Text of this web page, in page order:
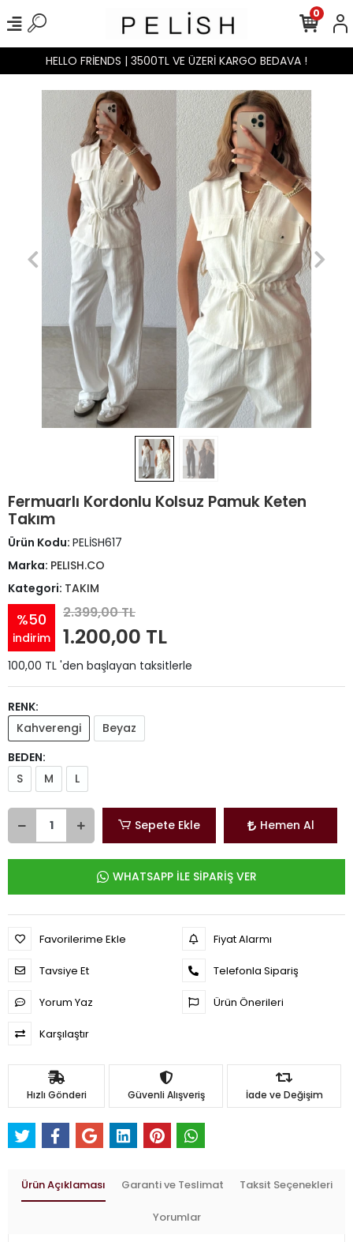
HELLO FRİENDS | 3500TL VE ÜZERİ KARGO BEDAVA !
0
Fermuarlı Kordonlu Kolsuz Pamuk Keten
Takım
Ürün Kodu: PELİSH617
Marka: PELISH.CO
Kategori: TAKIM
%50
indirim
2.399,00 TL
1.200,00 TL
100,00 TL 'den başlayan taksitlerle
RENK:
Kahverengi
Beyaz
BEDEN:
S
M L
Sepete Ekle Hemen Al
WHATSAPP İLE SİPARİŞ VER
Favorilerime Ekle
Tavsiye Et
Yorum Yaz
Karşılaştır
Fiyat Alarmı
Telefonla Sipariş
Ürün Önerileri
Hızlı Gönderi Güvenli Alışveriş İade ve Değişim
Ürün Açıklaması Garanti ve Teslimat Taksit Seçenekleri
Yorumlar